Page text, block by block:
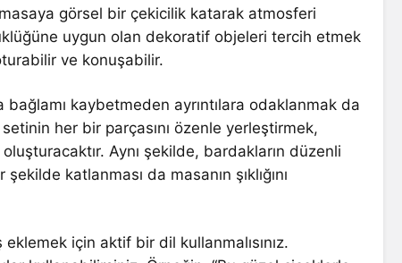
görsel bir çekicilik katarak atmosferi
uygun olan dekoratif objeleri tercih etmek
ve konuşabilir.
kaybetmeden ayrıntılara odaklanmak da
her bir parçasını özenle yerleştirmek,
Aynı şekilde, bardakların düzenli
katlanması da masanın şıklığını
için aktif bir dil kullanmalısınız.